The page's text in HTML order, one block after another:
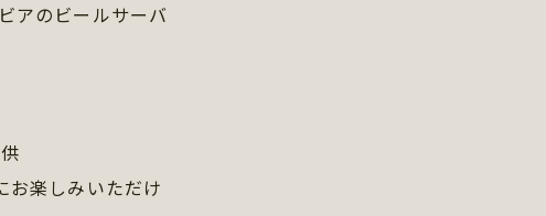
アのビールサーバ
お楽しみいただけ